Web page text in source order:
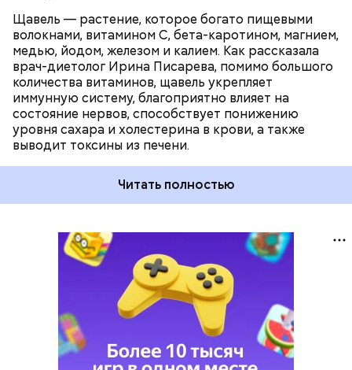
Щавель — растение, которое богато пищевыми
волокнами, витамином С, бета-каротином, магнием,
медью, йодом, железом и калием. Как рассказала
врач-диетолог Ирина Писарева, помимо большого
количества витаминов, щавель укрепляет
иммунную систему, благоприятно влияет на
состояние нервов, способствует понижению
уровня сахара и холестерина в крови, а также
выводит токсины из печени.
Читать полностью